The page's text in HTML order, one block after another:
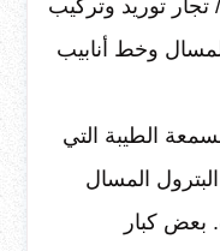
تجار توريد وتركيب
وخط أنابيب
الطيبة التي
المسال
بعض كبار